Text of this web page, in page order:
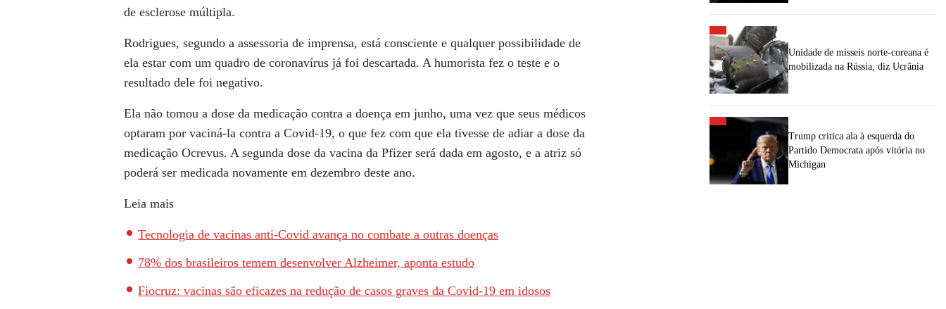
de esclerose múltipla.
Rodrigues, segundo a assessoria de imprensa, está consciente e qualquer possibilidade de
ela estar com um quadro de coronavírus já foi descartada. A humorista fez o teste e o
resultado dele foi negativo.
Ela não tomou a dose da medicação contra a doença em junho, uma vez que seus médicos
optaram por vaciná-la contra a Covid-19, o que fez com que ela tivesse de adiar a dose da
medicação Ocrevus. A segunda dose da vacina da Pfizer será dada em agosto, e a atriz só
poderá ser medicada novamente em dezembro deste ano.
Leia mais
Tecnologia de vacinas anti-Covid avança no combate a outras doenças
78% dos brasileiros temem desenvolver Alzheimer, aponta estudo
Fiocruz: vacinas são eficazes na redução de casos graves da Covid-19 em idosos
Unidade de mísseis norte-coreana é
mobilizada na Rússia, diz Ucrânia
Trump critica ala à esquerda do
Partido Democrata após vitória no
Michigan